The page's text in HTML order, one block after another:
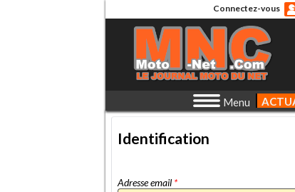
Connectez-vous
Menu
Identification
Adresse email *